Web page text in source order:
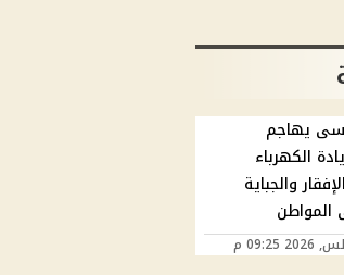
يهاجم
الكهرباء
والجباية